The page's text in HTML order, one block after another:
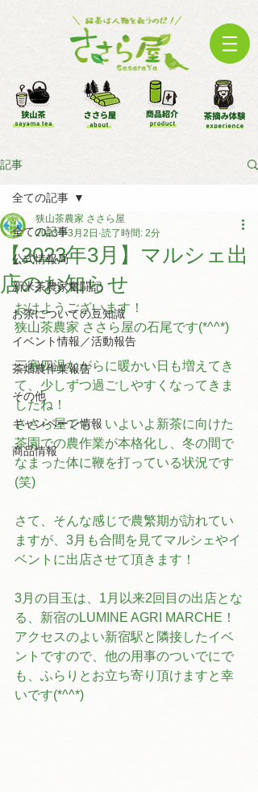
記事
全ての記事
公式情報局
新米茶農家奮闘記
お茶についての豆知識
イベント情報／活動報告
茶畑農作業報告
その他
キャンペーン情報
商品情報
全ての記事
【2023年3月】マルシェ出
店のお知らせ
狭山茶農家 ささら屋
2023年3月2日 読了時間: 2分
おはようございます！
狭山茶農家 ささら屋の石尾です(*^^*)
三寒四温ながらに暖かい日も増えてき
て、少しずつ過ごしやすくなってきま
したね！
ささら屋でも、いよいよ新茶に向けた
茶園での農作業が本格化し、冬の間で
なまった体に鞭を打っている状況です
(笑)
さて、そんな感じで農繁期が訪れてい
ますが、3月も合間を見てマルシェやイ
ベントに出店させて頂きます！
3月の目玉は、1月以来2回目の出店とな
る、新宿のLUMINE AGRI MARCHE！
アクセスのよい新宿駅と隣接したイベ
ントですので、他の用事のついでにで
も、ふらりとお立ち寄り頂けますと幸
いです(*^^*)